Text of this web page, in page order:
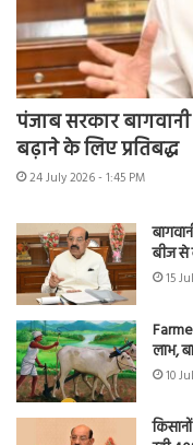
पंजाब सरकार
बढ़ाने के लिए प्रतिबद्ध
24 July 2026 - 1:45 PM
बीज से
15
लाभ,
10